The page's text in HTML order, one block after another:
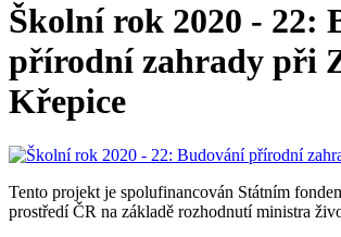
Školní rok 2020 - 22:
přírodní zahrady při
Křepice
Tento projekt je spolufinancován Státním
prostředí ČR na základě rozhodnutí ministra